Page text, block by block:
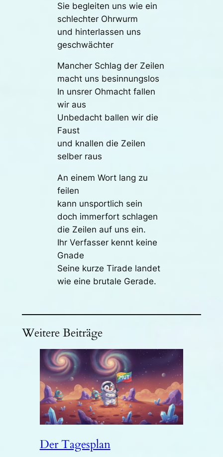
Sie begleiten uns wie ein
schlechter Ohrwurm
und hinterlassen uns
geschwächter
Mancher Schlag der Zeilen
macht uns besinnungslos
In unsrer Ohmacht fallen
wir aus
Unbedacht ballen wir die
Faust
und knallen die Zeilen
selber raus
An einem Wort lang zu
feilen
kann unsportlich sein
doch immerfort schlagen
die Zeilen auf uns ein.
Ihr Verfasser kennt keine
Gnade
Seine kurze Tirade landet
wie eine brutale Gerade.
Weitere Beiträge
Der Tagesplan